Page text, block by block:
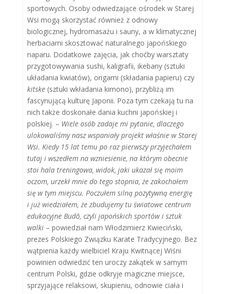
sportowych. Osoby odwiedzające ośrodek w Starej
Wsi mogą skorzystać również z odnowy
biologicznej, hydromasażu i sauny, a w klimatycznej
herbaciarni skosztować naturalnego japońskiego
naparu. Dodatkowe zajęcia, jak choćby warsztaty
przygotowywania sushi, kaligrafii, ikebany (sztuki
układania kwiatów), origami (składania papieru) czy
kitske (sztuki wkładania kimono), przybliżą im
fascynującą kulturę Japonii. Poza tym czekają tu na
nich także doskonałe dania kuchni japońskiej i
polskiej. – Wiele osób zadaje mi pytanie, dlaczego
ulokowaliśmy nasz wspaniały projekt właśnie w Starej
Wsi. Kiedy 15 lat temu po raz pierwszy przyjechałem
tutaj i wszedłem na wzniesienie, na którym obecnie
stoi hala treningowa, widok, jaki ukazał się moim
oczom, urzekł mnie do tego stopnia, że zakochałem
się w tym miejscu. Poczułem silną pozytywną energię
i już wiedziałem, że zbudujemy tu światowe centrum
edukacyjne Budō, czyli japońskich sportów i sztuk
walki – powiedział nam Włodzimierz Kwieciński,
prezes Polskiego Związku Karate Tradycyjnego. Bez
wątpienia każdy wielbiciel Kraju Kwitnącej Wiśni
powinien odwiedzić ten uroczy zakątek w samym
centrum Polski, gdzie odkryje magiczne miejsce,
sprzyjające relaksowi, skupieniu, odnowie ciała i